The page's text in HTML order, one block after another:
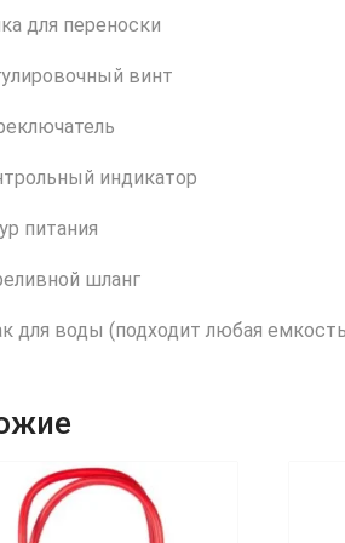
для переноски
винт
индикатор
питания
шланг
для воды (подходит любая